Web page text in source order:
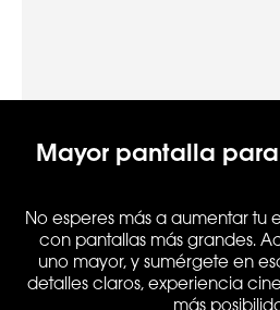
Mayor pantalla
No esperes más a aumentar tu
con pantallas más grandes.
uno mayor, y sumérgete en
detalles claros, experiencia